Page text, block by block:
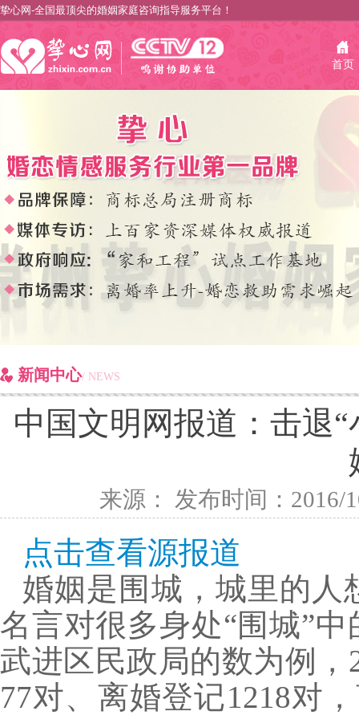
挚心网-全国最顶尖的婚姻家庭咨询指导服务平台！
首页
新闻中心/ NEWS
中国文明网报道：击退
来源： 发布时间：2016/
点击查看源报道
婚姻是围城，城里的人
名言对很多身处“围城”
武进区民政局的数为例
77对、离婚登记1218对